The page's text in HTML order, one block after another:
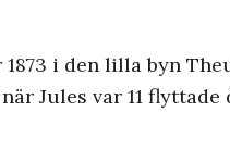
1873 i den lilla byn
Jules var 11